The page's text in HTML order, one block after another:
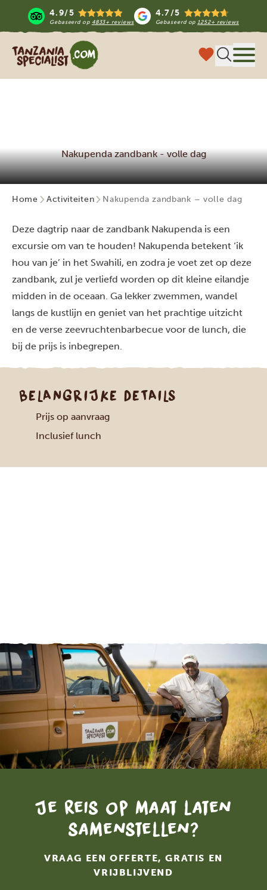
4.9/5
Gebaseerd op 4833+ reviews
4.7/5
Gebaseerd op1252+ reviews
Tanzania Specialist
Nakupenda zandbank - volle dag
Home Activiteiten Nakupenda zandbank – volle dag
Deze dagtrip naar de zandbank Nakupenda is een
excursie om van te houden! Nakupenda betekent ‘ik
hou van je’ in het Swahili, en zodra je voet zet op deze
zandbank, zul je verliefd worden op dit kleine eilandje
midden in de oceaan. Ga lekker zwemmen, wandel
langs de kustlijn en geniet van het prachtige uitzicht
en de verse zeevruchtenbarbecue voor de lunch, die
bij de prijs is inbegrepen.
BELANGRIJKE DETAILS
Prijs op aanvraag
Inclusief lunch
Je reis op maat laten
samenstellen?
VRAAG EEN OFFERTE, GRATIS EN
VRIJBLIJVEND